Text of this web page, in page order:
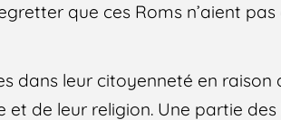
que ces Roms n’aient
dans leur citoyenneté en raison
et de leur religion. Une partie